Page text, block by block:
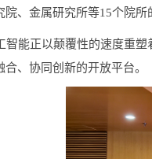
院、金属研究所等15个院所
智能正以颠覆性的速度重
、协同创新的开放平台。